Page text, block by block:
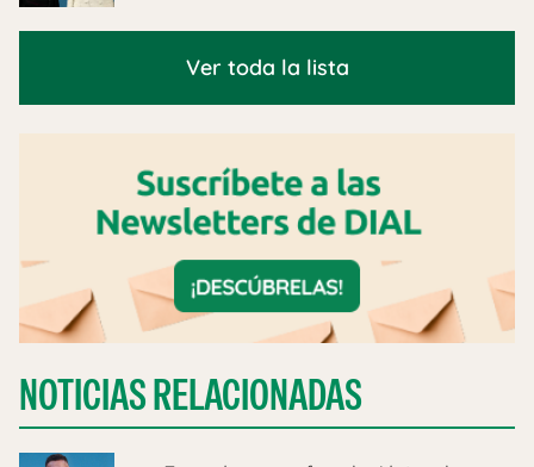
Ver toda la lista
NOTICIAS RELACIONADAS